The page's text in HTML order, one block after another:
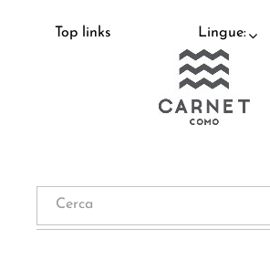
Top links Lingue: